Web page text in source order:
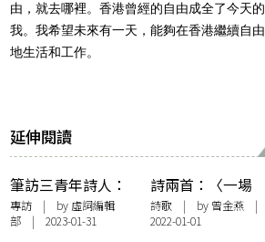
由，就去哪裡。香港曾經的自由成全了今天的
我。我希望未來有一天，能夠在香港繼續自由
地生活和工作。
延伸閱讀
筆訪三青年詩人：
李顥謙、枯毫、嚴
瀚欽——書寫時
專訪 | by 虛詞編輯
部 | 2023-01-31
詩兩首：〈一場
雪〉、〈瘟疫時節
慶〉
詩歌| by 曾金燕 |
2022-01-01